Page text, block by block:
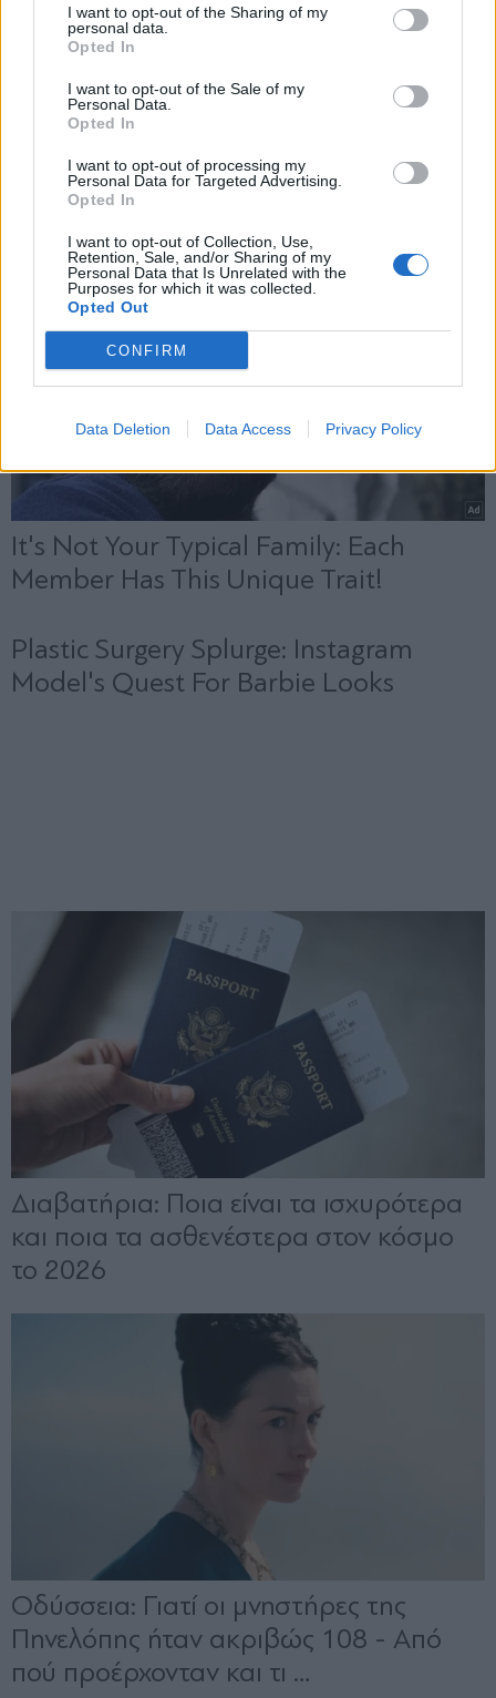
I want to opt-out of the Sharing of my
personal data.
Opted In
I want to opt-out of the Sale of my
Personal Data.
Opted In
I want to opt-out of processing my
Personal Data for Targeted Advertising.
Opted In
I want to opt-out of Collection, Use,
Retention, Sale, and/or Sharing of my
Personal Data that Is Unrelated with the
Purposes for which it was collected.
Opted Out
CONFIRM
Data Deletion Data Access Privacy Policy
PARAPOLITIKA NEWSROOM
Οδυσσέας Ιωάννου για Βασίλη Καρρά: Η
αλήθεια για τη σχέση τους και το
"διαφορετικό κώδικα" (Βίντεο)
Αποδέχομαι τους
και την πολιτική απορρήτου
X